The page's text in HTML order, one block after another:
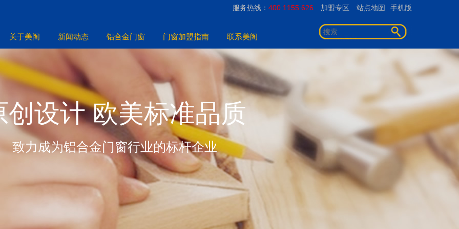
手机版
服务热线： 400 1155 626 加盟专区 站点地图
关于美阁 新闻动态 铝合金门窗 门窗加盟指南 联系美阁
创设计 欧美标准品质
致力成为铝合金门窗行业的标杆企业